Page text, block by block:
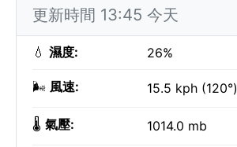
更新時間 13:45 今天
💧 濕度: 26%
🌬️ 風速: 15.5 kph (120°)
🌡️ 氣壓: 1014.0 mb